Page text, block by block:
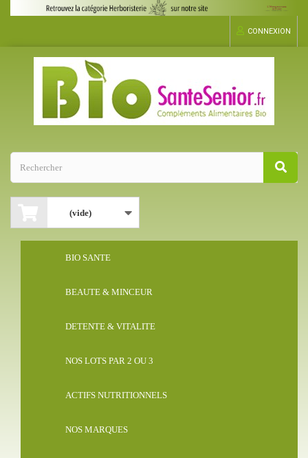
CONNEXION
(vide)
BIO SANTE
BEAUTE & MINCEUR
DETENTE & VITALITE
NOS LOTS PAR 2 OU 3
ACTIFS NUTRITIONNELS
NOS MARQUES